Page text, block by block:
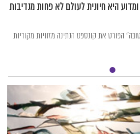
היא חיונית לעולם לא פחות מנדיבות
הפורט את קונספט הנתינה מזוויות מקוריות